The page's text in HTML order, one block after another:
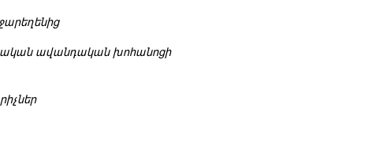
ավանդական խոհանոցի